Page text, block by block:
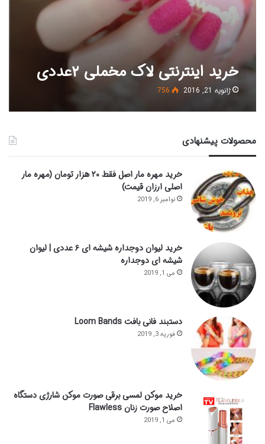
خرید اینترنتی لاک مخملی ۲عددی
ژانویه 21, 2016 756
محصولات پیشنهادی
خرید مهره مار اصل فقط ۲۰ هزار تومان (مهره مار
اصلی ارزان قیمت)
نوامبر 6, 2019
خرید لیوان دوجداره شیشه ای ۶ عددی | لیوان
شیشه ای دوجداره
می 1, 2019
دستبند فانی بافت Loom Bands
فوریه 3, 2019
خرید موکن لمسی برقی صورت موکن شارژی دستگاه
اصلاح صورت زنان Flawless
می 1, 2019